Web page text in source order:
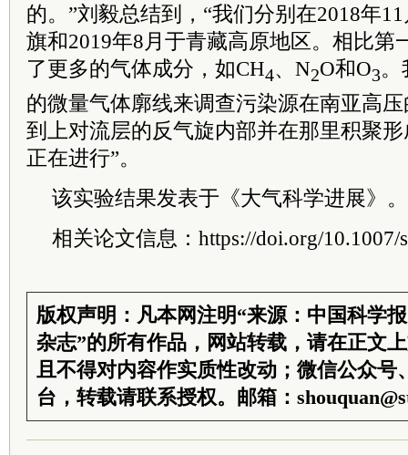
的。”刘毅总结到，“我们分别在2018年
旗和2019年8月于青藏高原地区。相比第
了更多的气体成分，如CH4、N2O和O3。
的微量气体廓线来调查污染源在南亚高
到上对流层的反气旋内部并在那里积聚
正在进行”。
该实验结果发表于《大气科学进展》。
相关论文信息：https://doi.org/10.1007/
版权声明：凡本网注明“来源：中国科学
杂志”的所有作品，网站转载，请在正文
且不得对内容作实质性改动；微信公众号
台，转载请联系授权。邮箱：